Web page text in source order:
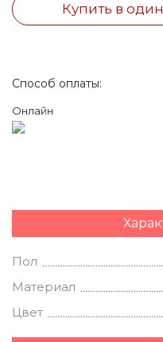
Купить в
Способ оплаты:
Онлайн
Пол
Материал
Цвет